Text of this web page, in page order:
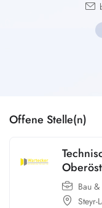
Offene Stelle(n)
Bau
Steyr-